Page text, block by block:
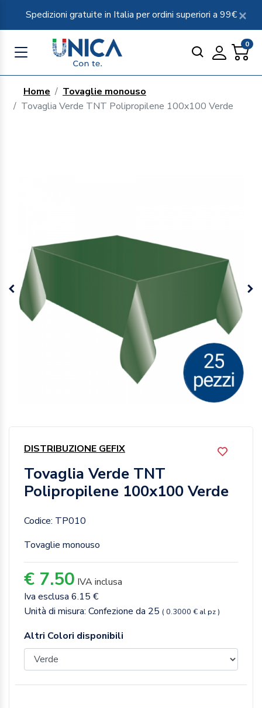
Spedizioni gratuite in Italia per ordini superiori a 99€
0
Home
Tovaglie monouso
Tovaglia Verde TNT Polipropilene 100x100 Verde
DISTRIBUZIONE GEFIX
Tovaglia Verde TNT
Polipropilene 100x100 Verde
Codice: TP010
Tovaglie monouso
€ 7.50 IVA inclusa
Iva esclusa 6.15 €
Unità di misura: Confezione da 25 ( 0.3000 € al pz )
Altri Colori disponibili